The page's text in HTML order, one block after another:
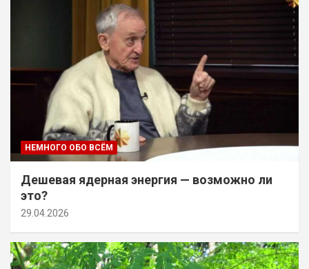
НЕМНОГО ОБО ВСЁМ
Дешевая ядерная энергия — возможно ли
это?
29.04.2026